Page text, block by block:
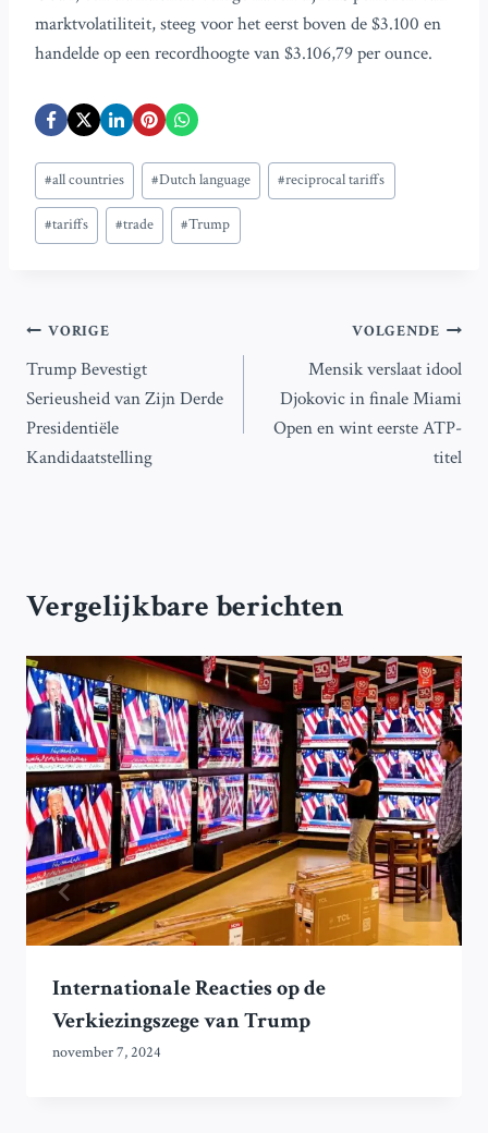
marktvolatiliteit, steeg voor het eerst boven de $3.100 en
handelde op een recordhoogte van $3.106,79 per ounce.
Bericht
tags:
#all countries #Dutch language #reciprocal tariffs
#tariffs #trade #Trump
Bericht
navigatie
VORIGE
Trump Bevestigt
Serieusheid van Zijn Derde
Presidentiële
Kandidaatstelling
VOLGENDE
Mensik verslaat idool
Djokovic in finale Miami
Open en wint eerste ATP-
titel
Vergelijkbare berichten
Internationale Reacties op de
Verkiezingszege van Trump
november 7, 2024